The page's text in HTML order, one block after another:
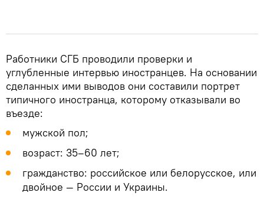
Работники СГБ проводили проверки и
углубленные интервью иностранцев. На основании
сделанных ими выводов они составили портрет
типичного иностранца, которому отказывали во
въезде:
мужской пол;
возраст: 35–60 лет;
гражданство: российское или белорусское, или
двойное — России и Украины.